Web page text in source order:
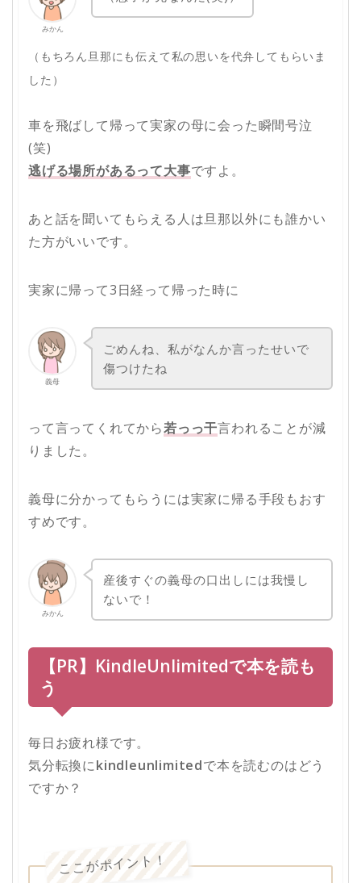
みかん
（もちろん旦那にも伝えて私の思いを代弁してもらいま
した）
車を飛ばして帰って実家の母に会った瞬間号泣
(笑)
逃げる場所があるって大事ですよ。
あと話を聞いてもらえる人は旦那以外にも誰かい
た方がいいです。
実家に帰って3日経って帰った時に
義母
ごめんね、私がなんか言ったせいで
傷つけたね
って言ってくれてから若っっ干言われることが減
りました。
義母に分かってもらうには実家に帰る手段もおす
すめです。
みかん
産後すぐの義母の口出しには我慢し
ないで！
【PR】KindleUnlimitedで本を読も
う
毎日お疲れ様です。
気分転換にkindleunlimitedで本を読むのはどう
ですか？
ここがポイント！